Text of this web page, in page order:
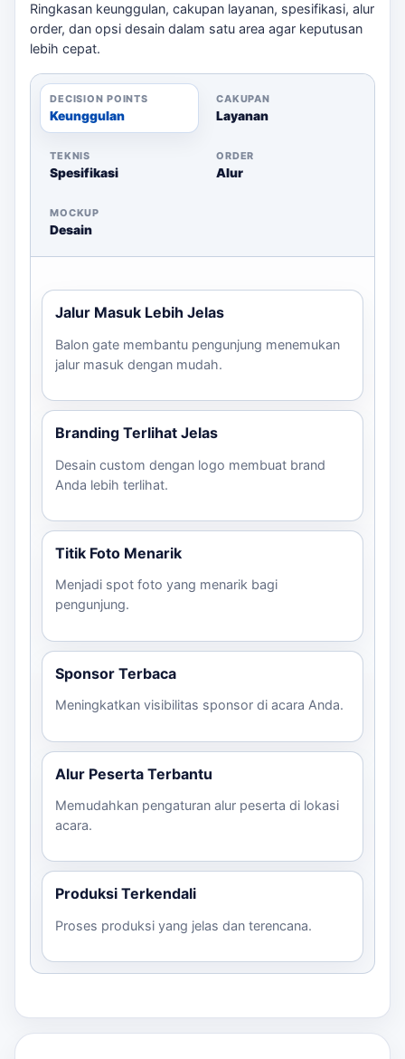
baik pada hari H. konsultasikan kami untuk
mendapatkan estimasi harga dan konsultasi desain
melalui WhatsApp. Untuk membandingkan opsi yang
masih berdekatan,sewa balon gate Majalengkabisa
menjadi rujukan sebelum menentukan ukuran, desain,
dan jadwal.
Ringkasan keunggulan, cakupan layanan, spesifikasi, alur
order, dan opsi desain dalam satu area agar keputusan
lebih cepat.
DECISION POINTS
Keunggulan
CAKUPAN
Layanan
TEKNIS
Spesifikasi
ORDER
Alur
MOCKUP
Desain
Jalur Masuk Lebih Jelas
Balon gate membantu pengunjung menemukan
jalur masuk dengan mudah.
Branding Terlihat Jelas
Desain custom dengan logo membuat brand
Anda lebih terlihat.
Titik Foto Menarik
Menjadi spot foto yang menarik bagi
pengunjung.
Sponsor Terbaca
Meningkatkan visibilitas sponsor di acara Anda.
Alur Peserta Terbantu
Memudahkan pengaturan alur peserta di lokasi
acara.
Produksi Terkendali
Proses produksi yang jelas dan terencana.